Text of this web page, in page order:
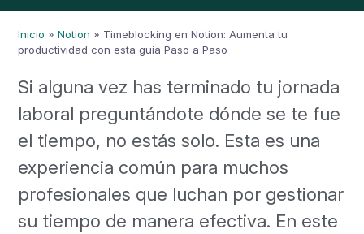
Inicio »Notion » Timeblocking en Notion: Aumenta tu
productividad con esta guía Paso a Paso
Si alguna vez has terminado tu jornada
laboral preguntándote dónde se te fue
el tiempo, no estás solo. Esta es una
experiencia común para muchos
profesionales que luchan por gestionar
su tiempo de manera efectiva. En este